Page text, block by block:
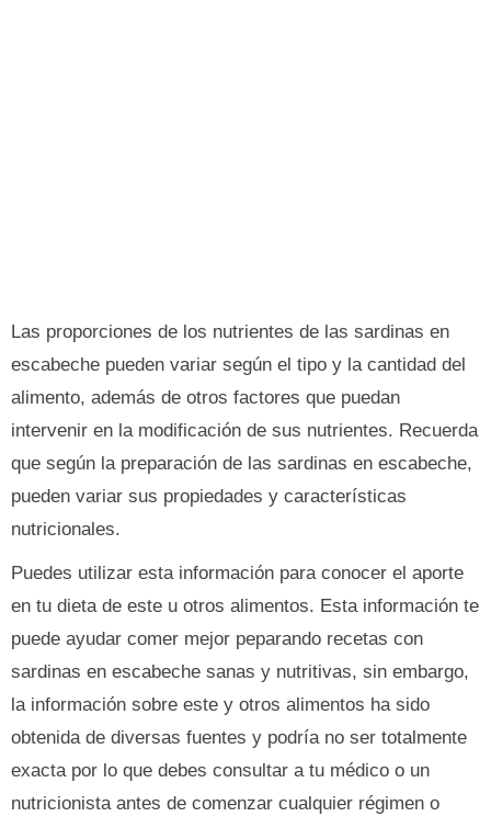
Las proporciones de los nutrientes de las sardinas en
escabeche pueden variar según el tipo y la cantidad del
alimento, además de otros factores que puedan
intervenir en la modificación de sus nutrientes. Recuerda
que según la preparación de las sardinas en escabeche,
pueden variar sus propiedades y características
nutricionales.
Puedes utilizar esta información para conocer el aporte
en tu dieta de este u otros alimentos. Esta información te
puede ayudar comer mejor peparando recetas con
sardinas en escabeche sanas y nutritivas, sin embargo,
la información sobre este y otros alimentos ha sido
obtenida de diversas fuentes y podría no ser totalmente
exacta por lo que debes consultar a tu médico o un
nutricionista antes de comenzar cualquier régimen o